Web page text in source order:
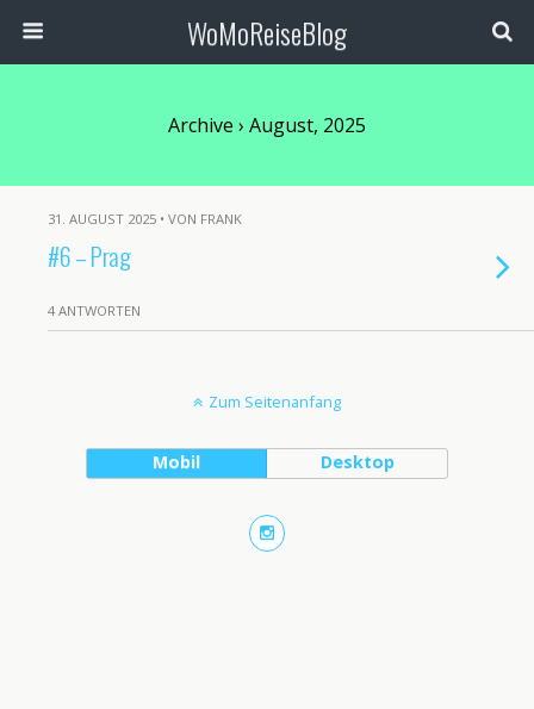
WoMoReiseBlog
Archive › August, 2025
31. AUGUST 2025 • VON FRANK
#6 – Prag
4 ANTWORTEN
Zum Seitenanfang
Mobil Desktop